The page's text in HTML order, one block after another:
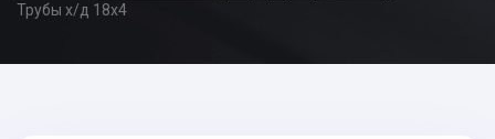
Трубы х/д 18x4